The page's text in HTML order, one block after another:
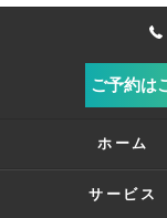
ご予約は
ホーム
サービス